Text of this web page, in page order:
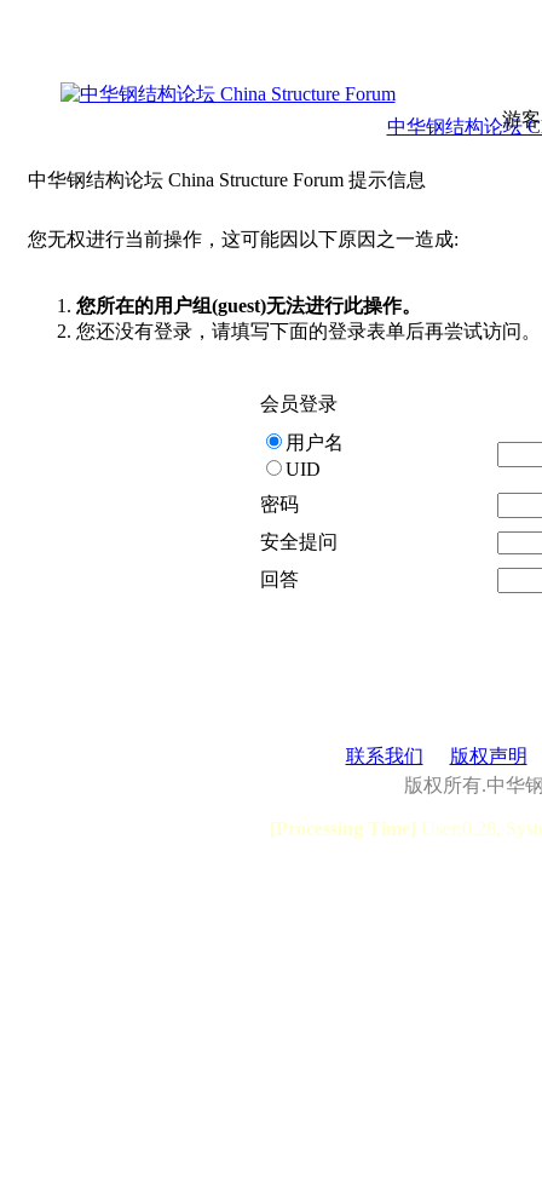
游
中华钢结构论坛
中华钢结构论坛 China Structure Forum 提示信息
您无权进行当前操作，这可能因以下原因之一造成:
您所在的用户组(guest)无法进行此操作。
您还没有登录，请填写下面的登录表单后再尝试访问。
会员登录
用户名
UID
密码
安全提问
回答
联系我们
版权声明
版权所有.中华
[Processing Time] User:0.28,